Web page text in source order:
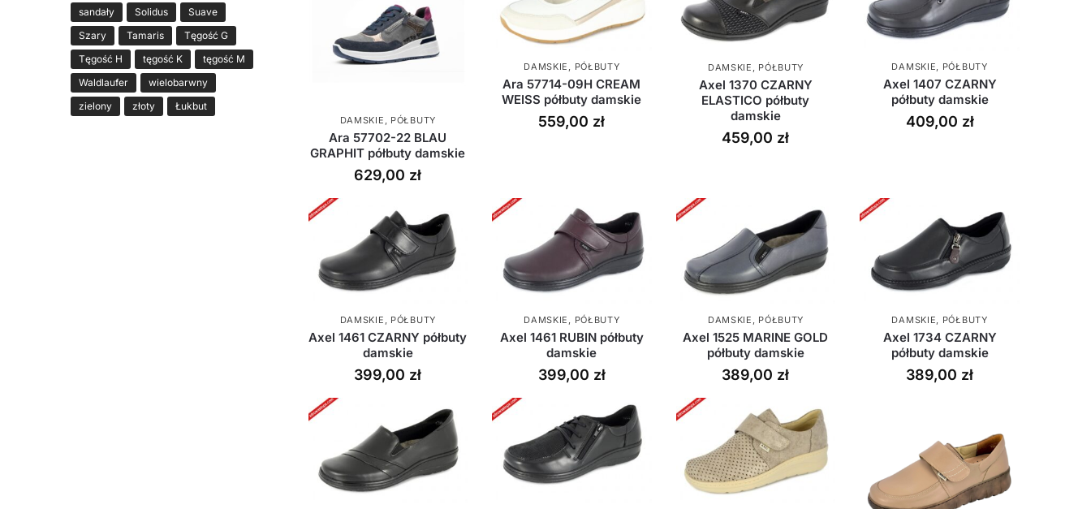
DAMSKIE , PÓŁBUTY
Ara 57702-22 BLAU
GRAPHIT półbuty damskie
629,00 zł
DAMSKIE , PÓŁBUTY
Ara 57714-09H CREAM
WEISS półbuty damskie
559,00 zł
DAMSKIE , PÓŁBUTY
Axel 1370 CZARNY
ELASTICO półbuty
damskie
459,00 zł
DAMSKIE, PÓŁBUTY
Axel 1407 CZARNY
półbuty damskie
409,00 zł
DAMSKIE , PÓŁBUTY
Axel 1461 CZARNY półbuty
damskie
399,00 zł
DAMSKIE , PÓŁBUTY
Axel 1461 RUBIN półbuty
damskie
399,00 zł
DAMSKIE , PÓŁBUTY
Axel 1525 MARINE GOLD
półbuty damskie
389,00 zł
DAMSKIE, PÓŁBUTY
Axel 1734 CZARNY
półbuty damskie
389,00 zł
sandały
Solidus
Suave
Szary
Tamaris
Tęgość G
Tęgość H
tęgość K
tęgość M
Waldlaufer
wielobarwny
zielony
złoty Łukbut